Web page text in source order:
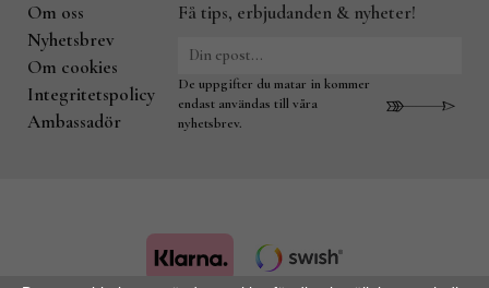
Om oss
Nyhetsbrev
Om cookies
Integritetspolicy
Ambassadör
Få tips, erbjudanden & nyheter!
De uppgifter du matar in kommer
endast användas till våra
nyhetsbrev.